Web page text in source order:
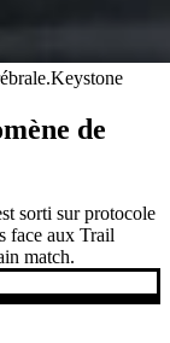
Keystone
de
sorti sur protocole
face aux Trail
match.